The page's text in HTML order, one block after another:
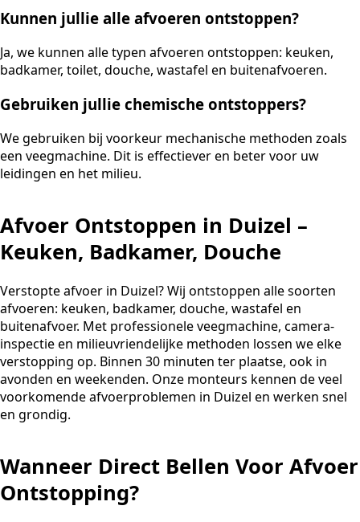
Kunnen jullie alle afvoeren ontstoppen?
Ja, we kunnen alle typen afvoeren ontstoppen: keuken,
badkamer, toilet, douche, wastafel en buitenafvoeren.
Gebruiken jullie chemische ontstoppers?
We gebruiken bij voorkeur mechanische methoden zoals
een veegmachine. Dit is effectiever en beter voor uw
leidingen en het milieu.
Afvoer Ontstoppen in Duizel –
Keuken, Badkamer, Douche
Verstopte afvoer in Duizel? Wij ontstoppen alle soorten
afvoeren: keuken, badkamer, douche, wastafel en
buitenafvoer. Met professionele veegmachine, camera-
inspectie en milieuvriendelijke methoden lossen we elke
verstopping op. Binnen 30 minuten ter plaatse, ook in
avonden en weekenden. Onze monteurs kennen de veel
voorkomende afvoerproblemen in Duizel en werken snel
en grondig.
Wanneer Direct Bellen Voor Afvoer
Ontstopping?